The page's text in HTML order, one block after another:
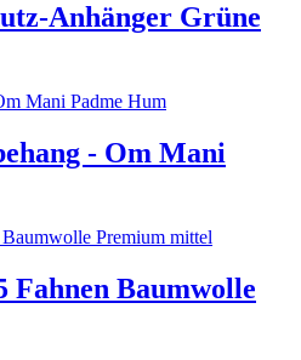
Anhänger Grüne
- Om Mani
Fahnen Baumwolle